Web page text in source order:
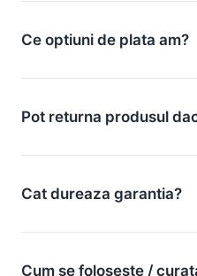
Ce optiuni de plata am?
Pot returna produsul
Cat dureaza garantia?
Cum se foloseste /